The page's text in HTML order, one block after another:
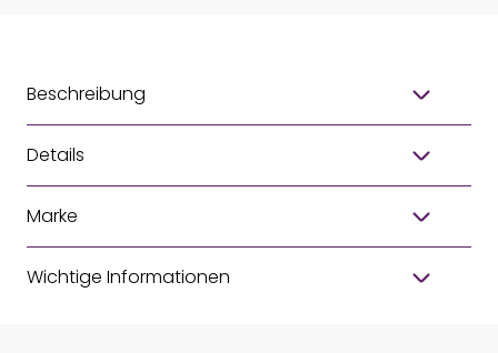
Beschreibung
Details
Marke
Wichtige Informationen